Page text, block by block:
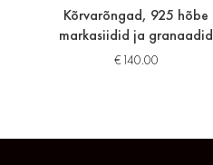
Kõrvarõngad, 925 hõbe
markasiidid ja granaadid
€140.00